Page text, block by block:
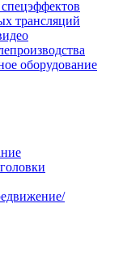
трансляций
оборудование